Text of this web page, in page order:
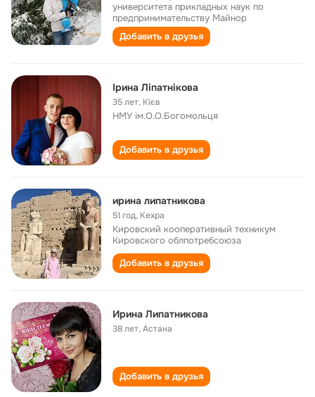
университета прикладных наук по
предпринимательству Майнор
Добавить в друзья
Ірина Ліпатнікова
35 лет, Кієв
НМУ ім.О.О.Богомольця
Добавить в друзья
ирина липатникова
51 год, Кехра
Кировский кооперативный техникум
Кировского облпотребсоюза
Добавить в друзья
Ирина Липатникова
38 лет,Астана
Добавить в друзья